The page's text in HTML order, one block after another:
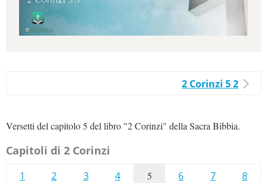
2 Corinzi 5 2
Versetti del capitolo 5 del libro "2 Corinzi" della Sacra Bibbia.
Capitoli di 2 Corinzi
1 2 3 4 5 6 7
8